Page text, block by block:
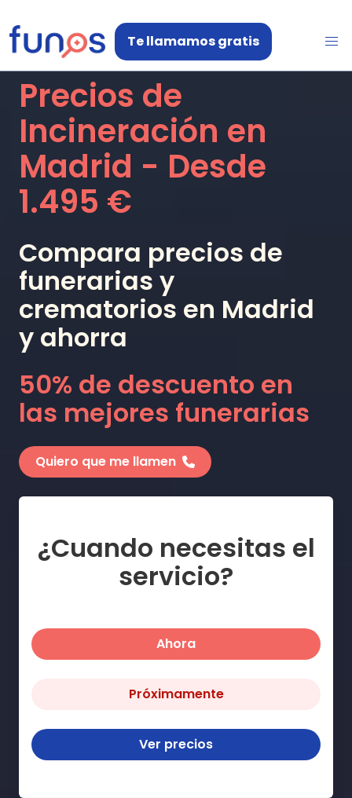
Te llamamos gratis
Precios de
Incineración en
Madrid - Desde
1.495 €
Compara precios de
funerarias y
crematorios en Madrid
y ahorra
50% de descuento en
las mejores funerarias
Quiero que me llamen
¿Cuando necesitas el
servicio?
Ahora
Próximamente
Ver precios